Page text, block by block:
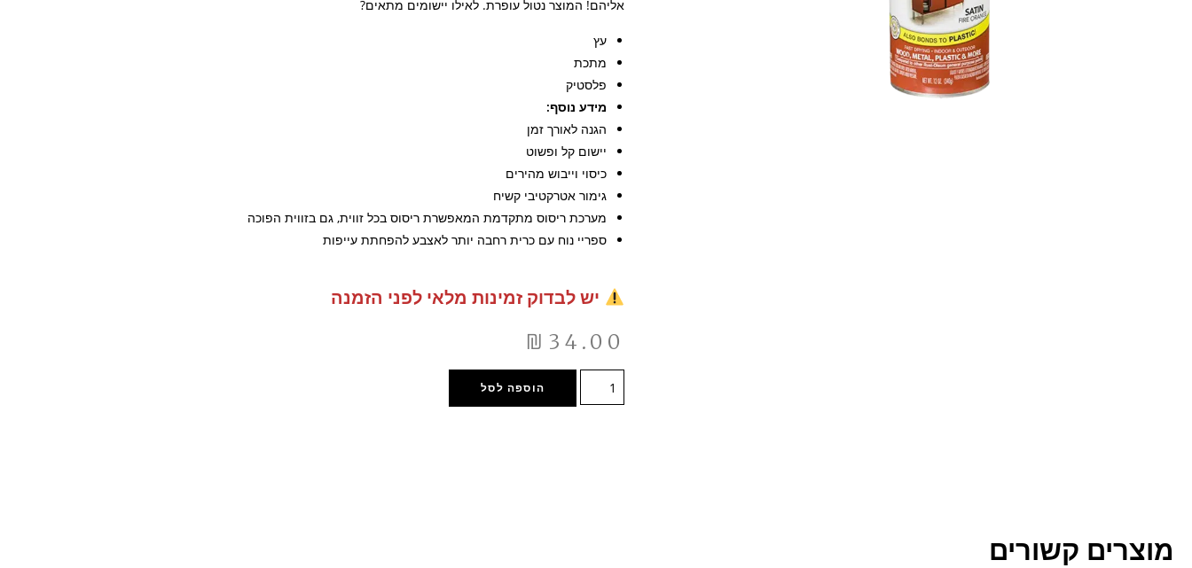
אליהם! המוצר נטול עופרת. לאילו יישומים מתאים?
עץ
מתכת
פלסטיק
מידע נוסף:
הגנה לאורך זמן
יישום קל ופשוט
כיסוי וייבוש מהירים
גימור אטרקטיבי קשיח
מערכת ריסוס מתקדמת המאפשרת ריסוס בכל זווית, גם בזווית הפוכה
ספריי נוח עם כרית רחבה יותר לאצבע להפחתת עייפות
יש לבדוק זמינות מלאי לפני הזמנה
₪ 34.00
הוספה לסל
מוצרים קשורים